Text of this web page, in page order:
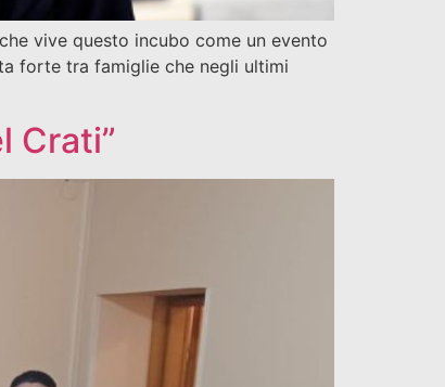
vive questo incubo come un evento
forte tra famiglie che negli ultimi
Crati”